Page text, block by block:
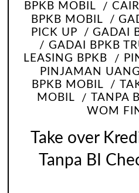
BPKB MOBIL
BPKB MOBIL
PICK UP
GADAI
GADAI BPKB
LEASING BPKB
PINJAMAN UANG
BPKB MOBIL
MOBIL
TANPA
WOM
Take over
Tanpa BI